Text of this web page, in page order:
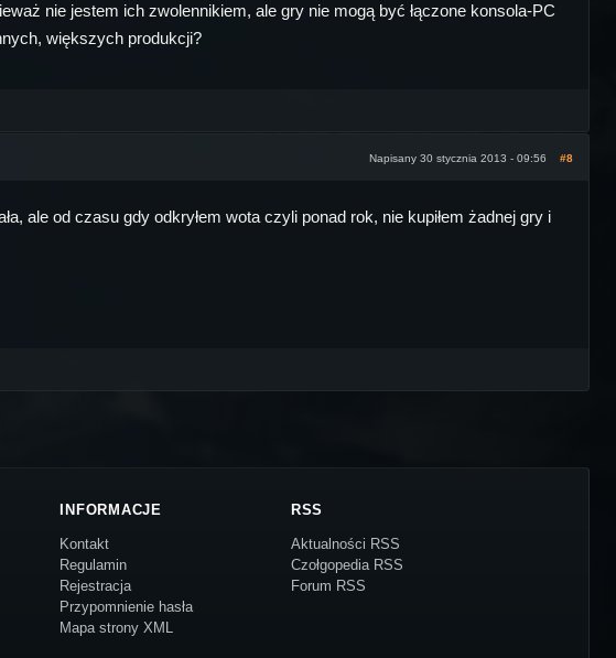
nie jestem ich zwolennikiem, ale gry nie mogą być łączone konsola-PC
większych produkcji?
Napisany 30 stycznia 2013 - 09:56 #8
ale od czasu gdy odkryłem wota czyli ponad rok, nie kupiłem żadnej gry i
INFORMACJE
Kontakt
Regulamin
Rejestracja
Przypomnienie hasła
Mapa strony XML
RSS
Aktualności RSS
Czołgopedia RSS
Forum RSS